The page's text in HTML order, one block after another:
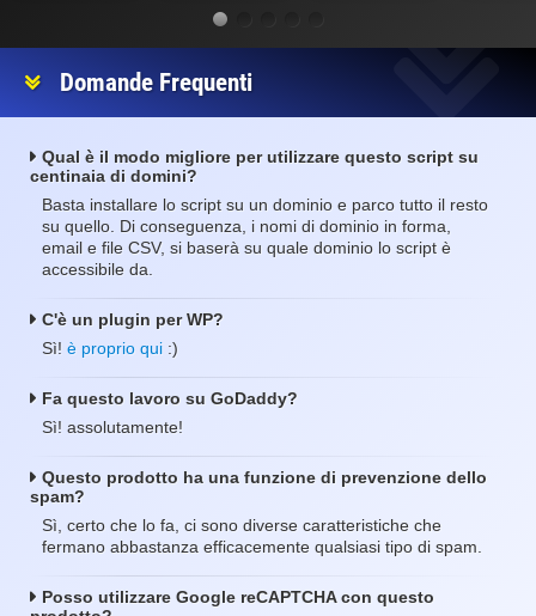
Domande Frequenti
Qual è il modo migliore per utilizzare questo script su
centinaia di domini?
Basta installare lo script su un dominio e parco tutto il resto
su quello. Di conseguenza, i nomi di dominio in forma,
email e file CSV, si baserà su quale dominio lo script è
accessibile da.
C'è un plugin per WP?
Sì! è proprio qui :)
Fa questo lavoro su GoDaddy?
Sì! assolutamente!
Questo prodotto ha una funzione di prevenzione dello
spam?
Sì, certo che lo fa, ci sono diverse caratteristiche che
fermano abbastanza efficacemente qualsiasi tipo di spam.
Posso utilizzare Google reCAPTCHA con questo